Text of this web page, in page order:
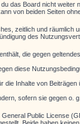
das Board nicht
von beiden Seiten
zeitlich und
des
die gegen
diese
Inhalte von
sofern sie gegen
Public License